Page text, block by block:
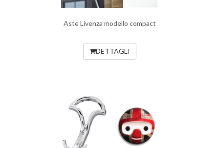
Aste Livenza modello compact
DETTAGLI